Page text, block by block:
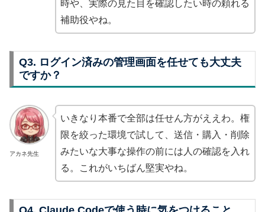
時や、実際の見た目を確認したい時の頼れる
補助役やね。
Q3. ログイン済みの管理画面を任せても大丈夫
ですか？
アカネ先生
いきなり本番で全部は任せん方がええわ。権
限を絞った環境で試して、送信・購入・削除
みたいな大事な操作の前には人の確認を入れ
る。これがいちばん堅実やね。